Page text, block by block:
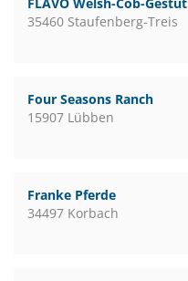
35460 Staufenberg-Treis
Four Seasons Ranch
15907 Lübben
Franke Pferde
34497 Korbach